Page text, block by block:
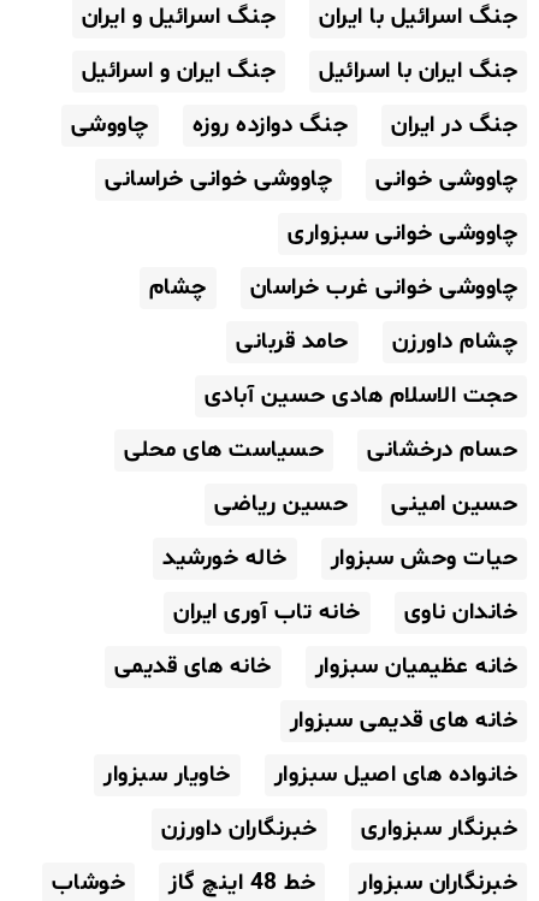
جنگ اسرائیل با ایران
جنگ اسرائیل و ایران
جنگ ایران با اسرائیل
جنگ ایران و اسرائیل
جنگ در ایران
جنگ دوازده روزه
چاووشی
چاووشی خوانی
چاووشی خوانی خراسانی
چاووشی خوانی سبزواری
چاووشی خوانی غرب خراسان
چشام
چشام داورزن
حامد قربانی
حجت الاسلام هادی حسین آبادی
حسام درخشانی
حسیاست های محلی
حسین امینی
حسین ریاضی
حیات وحش سبزوار
خاله خورشید
خاندان ناوی
خانه تاب آوری ایران
خانه عظیمیان سبزوار
خانه های قدیمی
خانه های قدیمی سبزوار
خانواده های اصیل سبزوار
خاویار سبزوار
خبرنگار سبزواری
خبرنگاران داورزن
خبرنگاران سبزوار
خط 48 اینچ گاز
خوشاب